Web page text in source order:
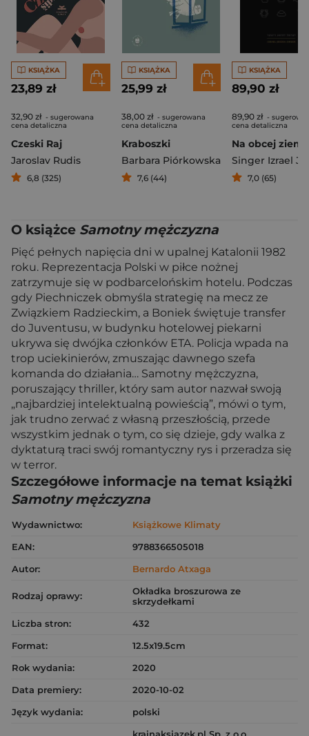
KSIĄŻKA
23,89 zł
32,90 zł - sugerowana
cena detaliczna
Czeski Raj
Jaroslav Rudis
6,8 (325)
KSIĄŻKA
25,99 zł
38,00 zł - sugerowana
cena detaliczna
Kraboszki
Barbara Piórkowska
7,6 (44)
KSIĄŻKA
89,90 zł
89,90 zł -
cena detaliczna
Na obcej ziemi
Singer Izrael
7,0 (65)
O książce Samotny mężczyzna
Pięć pełnych napięcia dni w upalnej Katalonii 1982
roku. Reprezentacja Polski w piłce nożnej
zatrzymuje się w podbarcelońskim hotelu. Podczas
gdy Piechniczek obmyśla strategię na mecz ze
Związkiem Radzieckim, a Boniek świętuje transfer
do Juventusu, w budynku hotelowej piekarni
ukrywa się dwójka członków ETA. Policja wpada na
trop uciekinierów, zmuszając dawnego szefa
komanda do działania… Samotny mężczyzna,
poruszający thriller, który sam autor nazwał swoją
„najbardziej intelektualną powieścią”, mówi o tym,
jak trudno zerwać z własną przeszłością, przede
wszystkim jednak o tym, co się dzieje, gdy walka z
dyktaturą traci swój romantyczny rys i przeradza się
w terror.
Szczegółowe informacje na temat książki
Samotny mężczyzna
Wydawnictwo:
Książkowe Klimaty
EAN:
9788366505018
Autor:
Bernardo Atxaga
Rodzaj oprawy:
Okładka broszurowa ze
skrzydełkami
Liczba stron:
432
Format:
12.5x19.5cm
Rok wydania:
2020
Data premiery:
2020-10-02
Język wydania:
polski